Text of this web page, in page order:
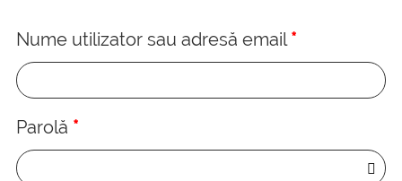
Nume utilizator sau adresă email*
Parolă *